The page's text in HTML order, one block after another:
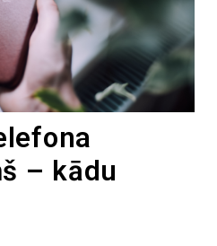
– kādu